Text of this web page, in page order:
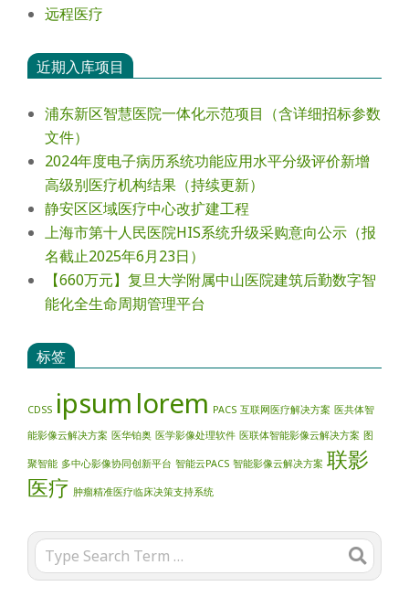
远程医疗
近期入库项目
浦东新区智慧医院一体化示范项目（含详细招标参数
文件）
2024年度电⼦病历系统功能应⽤⽔平分级评价新增
⾼级别医疗机构结果（持续更新）
静安区区域医疗中心改扩建工程
上海市第十人民医院HIS系统升级采购意向公示（报
名截止2025年6月23日）
【660万元】复旦大学附属中山医院建筑后勤数字智
能化全生命周期管理平台
标签
CDSS ipsum lorem PACS 互联网医疗解决方案 医共体智
能影像云解决方案 医华铂奥 医学影像处理软件 医联体智能影像云解决方案 图
聚智能 多中心影像协同创新平台 智能云PACS 智能影像云解决方案 联影
医疗 肿瘤精准医疗临床决策支持系统
Search